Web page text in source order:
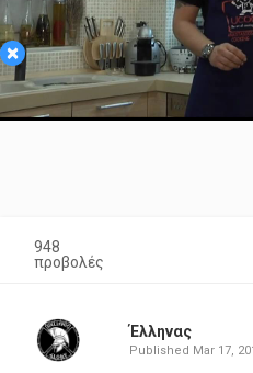
×
948
προβολές
Έλληνας
Published Mar 17,